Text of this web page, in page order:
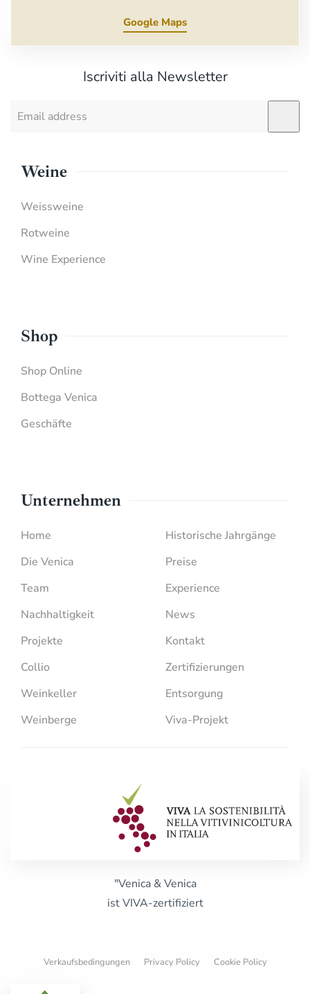
Google Maps
Iscriviti alla Newsletter
Weine
Weissweine
Rotweine
Wine Experience
Shop
Shop Online
Bottega Venica
Geschäfte
Unternehmen
Home
Die Venica
Team
Nachhaltigkeit
Projekte
Collio
Weinkeller
Weinberge
Historische Jahrgänge
Preise
Experience
News
Kontakt
Zertifizierungen
Entsorgung
Viva-Projekt
"Venica & Venica
ist VIVA-zertifiziert
Verkaufsbedingungen Privacy Policy Cookie Policy